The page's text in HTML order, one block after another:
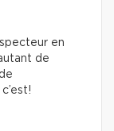
en
de